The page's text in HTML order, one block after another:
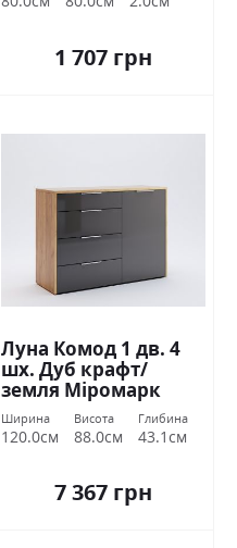
1 707 грн
Луна Комод 1 дв. 4
шх. Дуб крафт/
земля Міромарк
Ширина
120.0см
Висота
88.0см
Глибина
43.1см
7 367 грн